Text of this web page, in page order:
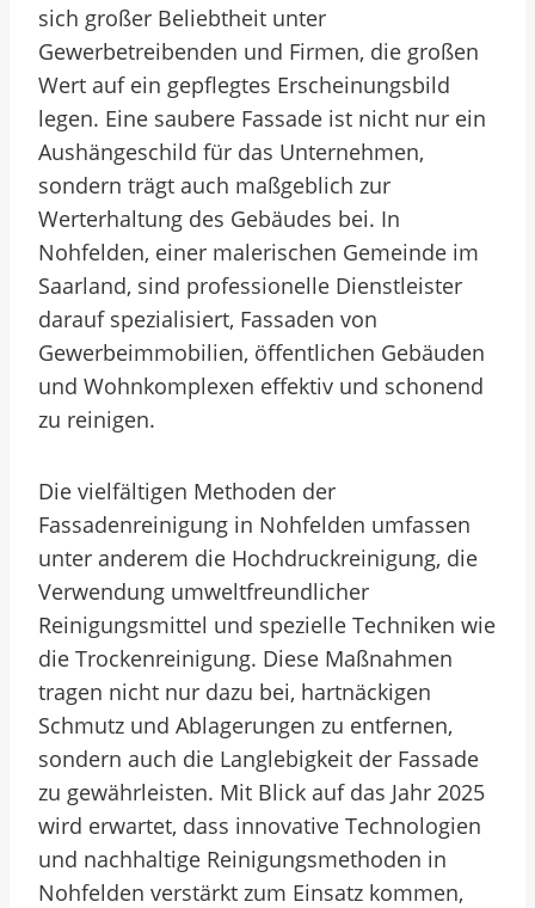
sich großer Beliebtheit unter
Gewerbetreibenden und Firmen, die großen
Wert auf ein gepflegtes Erscheinungsbild
legen. Eine saubere Fassade ist nicht nur ein
Aushängeschild für das Unternehmen,
sondern trägt auch maßgeblich zur
Werterhaltung des Gebäudes bei. In
Nohfelden, einer malerischen Gemeinde im
Saarland, sind professionelle Dienstleister
darauf spezialisiert, Fassaden von
Gewerbeimmobilien, öffentlichen Gebäuden
und Wohnkomplexen effektiv und schonend
zu reinigen.
Die vielfältigen Methoden der
Fassadenreinigung in Nohfelden umfassen
unter anderem die Hochdruckreinigung, die
Verwendung umweltfreundlicher
Reinigungsmittel und spezielle Techniken wie
die Trockenreinigung. Diese Maßnahmen
tragen nicht nur dazu bei, hartnäckigen
Schmutz und Ablagerungen zu entfernen,
sondern auch die Langlebigkeit der Fassade
zu gewährleisten. Mit Blick auf das Jahr 2025
wird erwartet, dass innovative Technologien
und nachhaltige Reinigungsmethoden in
Nohfelden verstärkt zum Einsatz kommen,